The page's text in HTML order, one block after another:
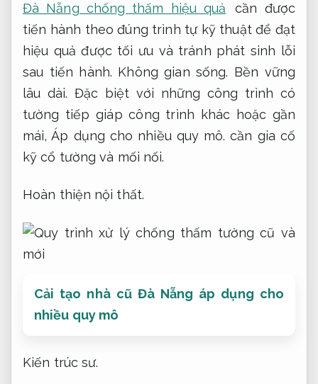
Đà Nẵng chống thấm hiệu quả
cần được
tiến hành theo đúng trình tự kỹ thuật để đạt
hiệu quả được tối ưu và tránh phát sinh lỗi
sau tiến hành. Không gian sống. Bền vững
lâu dài. Đặc biệt với những công trình có
tường tiếp giáp công trình khác hoặc gần
mái,Áp dụng cho nhiều quy mô. cần gia cố
kỹ cổ tường và mối nối.
Hoàn thiện nội thất.
Cải tạo nhà cũ Đà Nẵng áp dụng cho
nhiều quy mô
Kiến trúc sư.